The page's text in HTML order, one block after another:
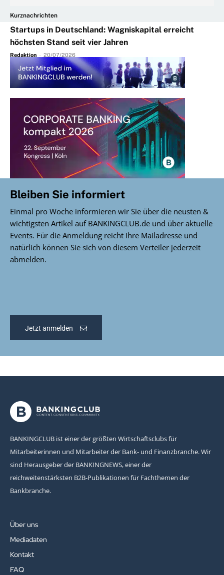
Kurznachrichten
Startups in Deutschland: Wagniskapital erreicht
höchsten Stand seit vier Jahren
Redaktion - 20/07/2026
Bleiben Sie informiert
Einmal pro Woche informieren wir Sie über die neusten &
wichtigsten Artikel auf BANKINGCLUB.de und über aktuelle
Events. Für die Anmeldung reicht Ihre Mailadresse und
natürlich können Sie sich von diesem Verteiler jederzeit
abmelden.
Jetzt anmelden
BANKINGCLUB ist einer der größten Wirtschaftsclubs für
Mitarbeiterinnen und Mitarbeiter der Bank- und Finanzbranche. Wir
sind Herausgeber der BANKINGNEWS, einer der
reichweitenstärksten B2B-Publikationen für Fachthemen der
Bankbranche.
Über uns
Mediadaten
Kontakt
FAQ